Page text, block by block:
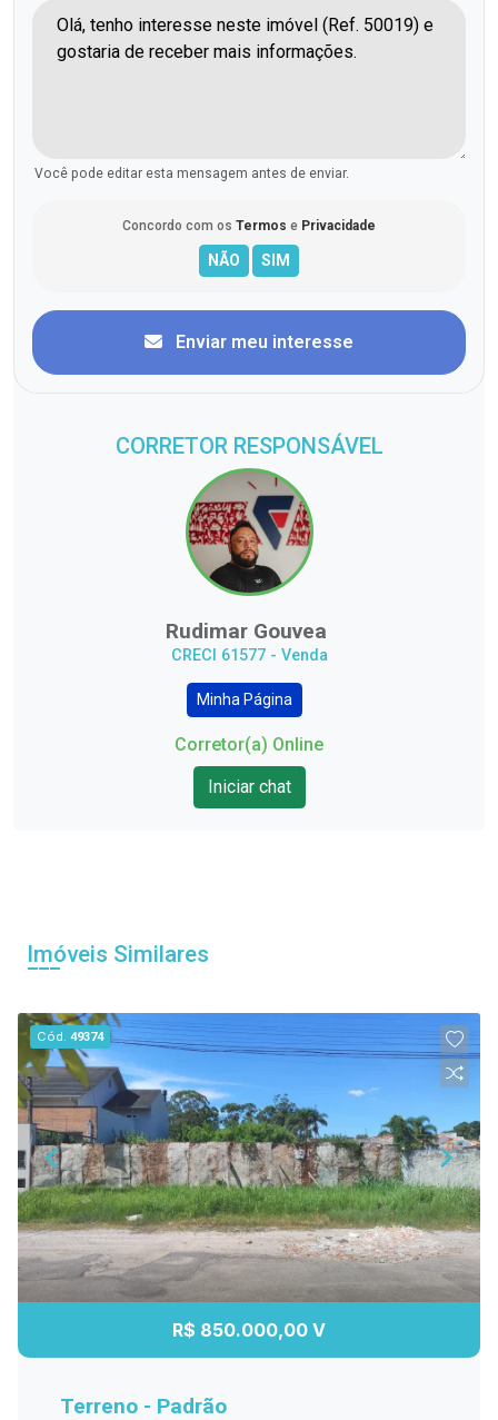
Você pode editar esta mensagem antes de enviar.
Concordo com os Termos e Privacidade
Enviar meu interesse
CORRETOR RESPONSÁVEL
Rudimar Gouvea
CRECI 61577 - Venda
Minha Página
Corretor(a) Online
Iniciar chat
Imóveis Similares
Cód.49374
R$ 850.000,00 V
Terreno - Padrão